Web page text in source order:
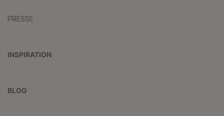
PRESSE
INSPIRATION
BLOG